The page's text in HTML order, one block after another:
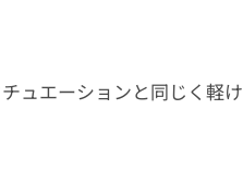
ュエーションと同じく軽け